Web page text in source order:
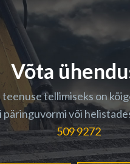
Võta
tellimiseks on
päringuvormi või
509 9272